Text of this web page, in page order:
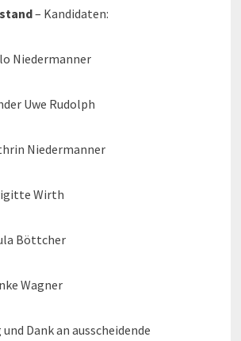
– Kandidaten:
Niedermanner
Uwe Rudolph
Niedermanner
Wirth
Böttcher
Wagner
Dank an ausscheidende